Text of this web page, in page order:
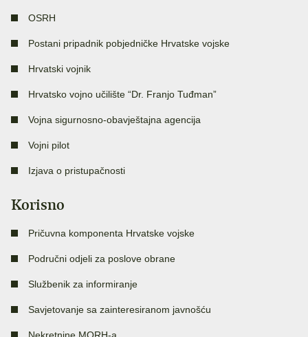
OSRH
Postani pripadnik pobjedničke Hrvatske vojske
Hrvatski vojnik
Hrvatsko vojno učilište “Dr. Franjo Tuđman”
Vojna sigurnosno-obavještajna agencija
Vojni pilot
Izjava o pristupačnosti
Korisno
Pričuvna komponenta Hrvatske vojske
Područni odjeli za poslove obrane
Službenik za informiranje
Savjetovanje sa zainteresiranom javnošću